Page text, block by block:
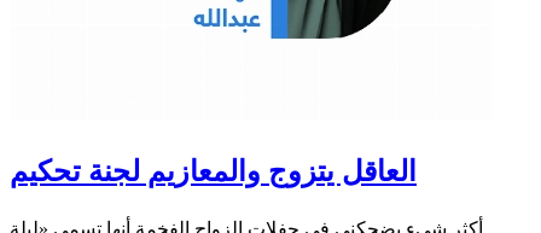
العاقل يتزوج والمعازيم لجنة تحكيم
أكثر شيء يضحكني في حفلات الزواج الفخمة أنها تسمى «ليلة